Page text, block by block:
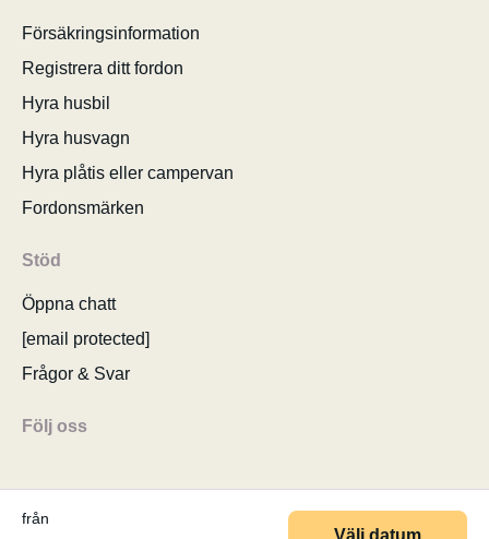
från
Välj datum
Försäkringsinformation
Registrera ditt fordon
Hyra husbil
Hyra husvagn
Hyra plåtis eller campervan
Fordonsmärken
Stöd
Öppna chatt
[email protected]
Frågor & Svar
Följ oss